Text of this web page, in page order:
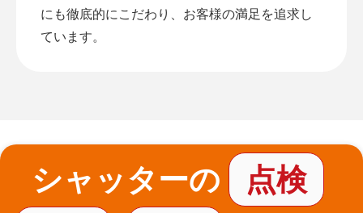
にも徹底的にこだわり、お客様の満足を追求し
ています。
シャッターの
点検